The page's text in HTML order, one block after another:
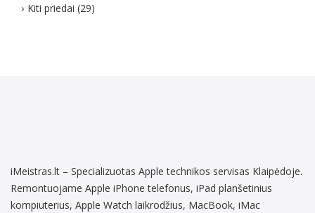
Kiti priedai (29)
iMeistras.lt – Specializuotas Apple technikos servisas Klaipėdoje.
Remontuojame Apple iPhone telefonus, iPad planšetinius
kompiuterius, Apple Watch laikrodžius, MacBook, iMac